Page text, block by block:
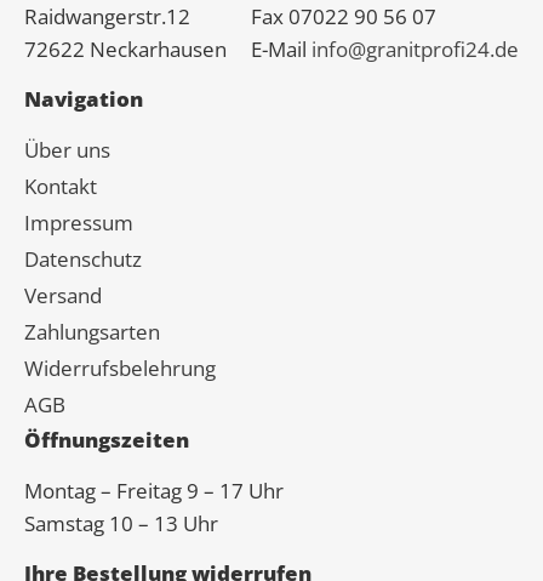
Raidwangerstr.12
72622 Neckarhausen
Fax 07022 90 56 07
E-Mail info@granitprofi24.de
Navigation
Über uns
Kontakt
Impressum
Datenschutz
Versand
Zahlungsarten
Widerrufsbelehrung
AGB
Öffnungszeiten
Montag – Freitag 9 – 17 Uhr
Samstag 10 – 13 Uhr
Ihre Bestellung widerrufen